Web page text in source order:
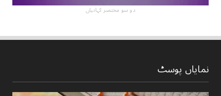
دو سو مختصر کہانیاں
نمایاں پوسٹ